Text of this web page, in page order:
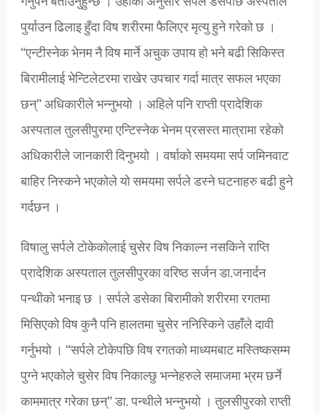
पुर्याउन ढिलाइ हुँदा विष शरीरमा फैलिएर मृत्यु हुने गरेको छ ।
“एन्टीस्नेक भेनम नै विष मार्ने अचुक उपाय हो भने बढी सिकिस्त
बिरामीलाई भेन्टिलेटरमा राखेर उपचार गर्दा मात्र सफल भएका
छन्” अधिकारीले भन्नुभयो । अहिले पनि राप्ती प्रादेशिक
अस्पताल तुलसीपुरमा एन्टिस्नेक भेनम प्रसस्त मात्रामा रहेको
अधिकारीले जानकारी दिनुभयो । वर्षाको समयमा सर्प जमिनवाट
बाहिर निस्कने भएकोले यो समयमा सर्पले डस्ने घटनाहरु बढी हुने
गर्दछन ।
विषालु सर्पले टोकेकोलाई चुसेर विष निकाल्न नसकिने राप्ति
प्रादेशिक अस्पताल तुलसीपुरका वरिष्ठ सर्जन डा.जनार्दन
पन्थीको भनाइ छ । सर्पले डसेका बिरामीको शरीरमा रगतमा
मिसिएको विष कुनै पनि हालतमा चुसेर ननिस्किने उहाँले दावी
गर्नुभयो । “सर्पले टोकेपछि विष रगतको माध्यमबाट मस्तिष्कसम्म
पुग्ने भएकोले चुसेर विष निकाल्छु भन्नेहरुले समाजमा भ्रम छर्ने
काममात्र गरेका छन्” डा. पन्थीले भन्नुभयो । तुलसीपुरको राप्ती